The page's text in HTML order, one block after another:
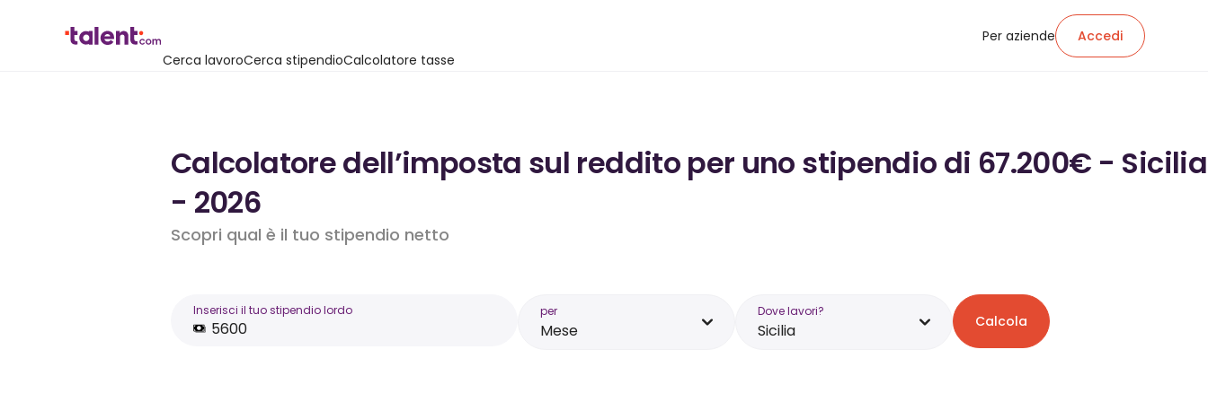
Cerca lavoroCerca stipendioCalcolatore tasse
Per aziende Accedi
Calcolatore dell’imposta sul reddito per uno stipendio di 67.200€ - Sicilia
- 2026
Scopri qual è il tuo stipendio netto
Inserisci il tuo stipendio lordo per
Mese
Dove lavori?
Sicilia Calcola